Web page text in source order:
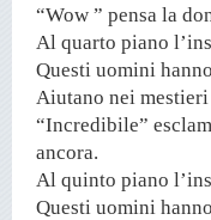
“Wow ” pensa la
Al quarto piano
Questi uomini
Aiutano nei mestieri
“Incredibile”
ancora.
Al quinto piano
Questi uomini